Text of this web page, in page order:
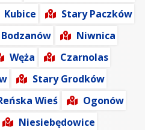
Kubice
Stary Paczków
Bodzanów
Niwnica
Węża
Czarnolas
Stary Grodków
Wieś
Ogonów
Niesiebędowice